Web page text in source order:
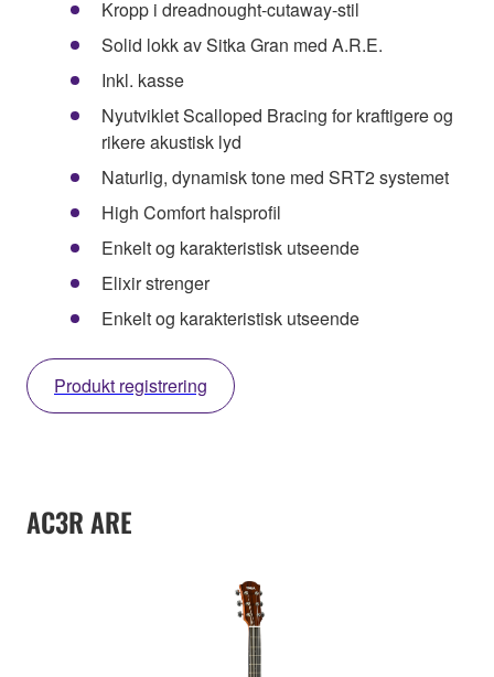
Kropp i dreadnought-cutaway-stil
Solid lokk av Sitka Gran med A.R.E.
Inkl. kasse
Nyutviklet Scalloped Bracing for kraftigere og
rikere akustisk lyd
Naturlig, dynamisk tone med SRT2 systemet
High Comfort halsprofil
Enkelt og karakteristisk utseende
Elixir strenger
Enkelt og karakteristisk utseende
Produkt registrering
AC3R ARE